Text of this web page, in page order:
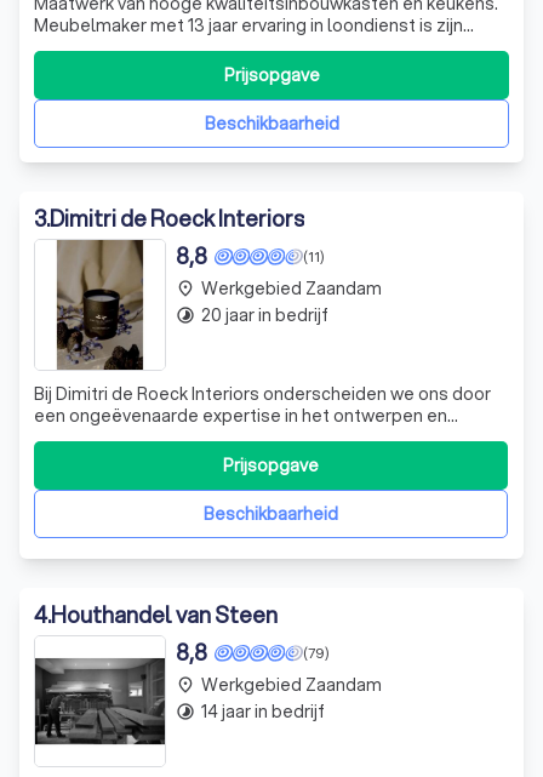
Meubelmaker met 13 jaar ervaring in loondienst is zijn
eigen bedrijf begonnen in 2024
Beschikbaarheid
Prijsopgave
3.Dimitri de Roeck Interiors
(11)
8,8
Bij Dimitri de Roeck Interiors onderscheiden we ons door
een ongeëvenaarde expertise in het ontwerpen en
realiseren van complete interieurs voor woningen,
horecagelegenheden en bedrijven. Ons team van
gepassioneerde ontwerpers, ambachtslieden en
technische experts werkt nauw samen om elk project tot
Beschikbaarheid
Prijsopgave
place Werkgebied Zaandam
timelapse 20 jaar in bedrijf
4.Houthandel van Steen
(79)
8,8
place Werkgebied Zaandam
timelapse 14 jaar in bedrijf